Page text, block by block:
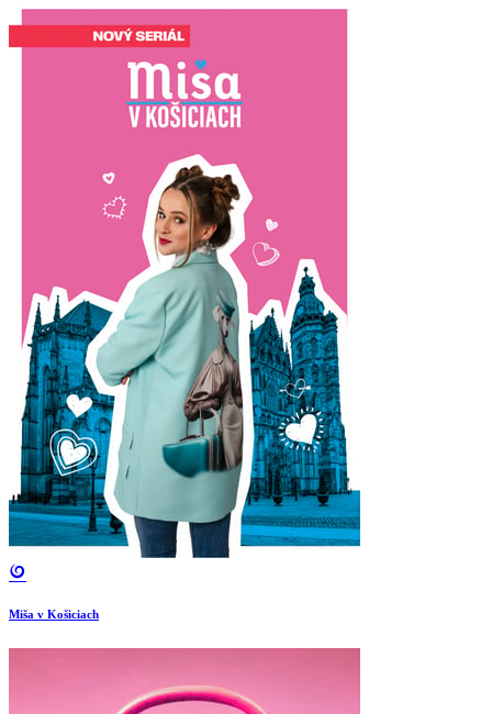
Miša v Košiciach